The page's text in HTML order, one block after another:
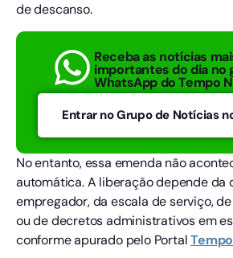
de descanso.
Receba as notícias
importantes do dia no
WhatsApp do Tempo
Entrar no Grupo de Notícias
No entanto, essa emenda não
automática. A liberação depende da
empregador, da escala de serviço,
ou de decretos administrativos em
conforme apurado pelo PortalTempo